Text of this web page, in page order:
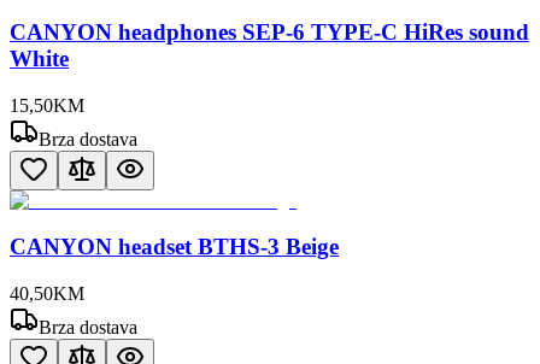
CANYON headphones SEP-6 TYPE-C HiRes sound
White
15,50KM
Brza dostava
CANYON headset BTHS-3 Beige
40,50KM
Brza dostava